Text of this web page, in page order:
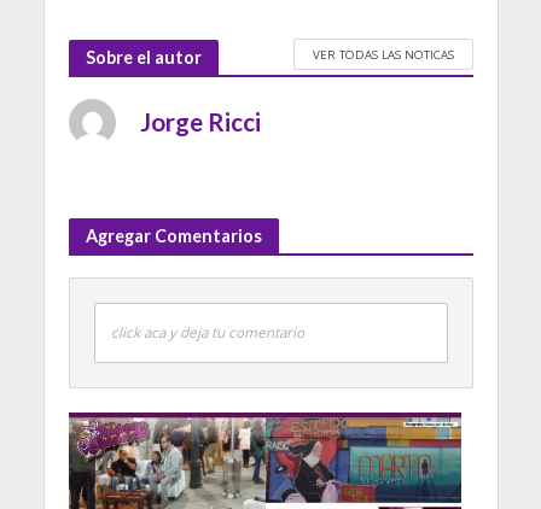
Sobre el autor VER TODAS LAS NOTICAS
Jorge Ricci
Agregar Comentarios
click aca y deja tu comentario